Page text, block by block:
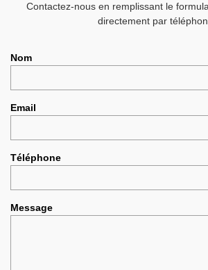
Contactez-nous en remplissant le
directement par
Nom
Email
Téléphone
Message